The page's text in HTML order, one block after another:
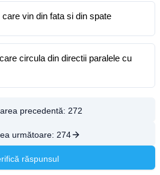
vin din fata si din spate
circula din directii paralele cu
precedentă: 272
următoare: 274
răspunsul